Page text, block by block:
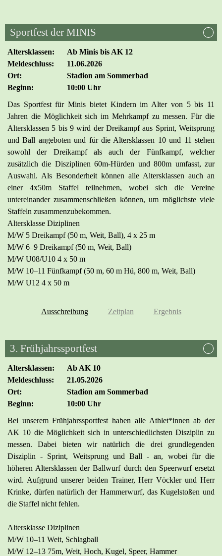
Sportfest der MINIS
Altersklassen:
Ab Minis bis AK 12
Meldeschluss:
11.06.2026
Ort:
Stadion am Sommerbad
Beginn:
10:00 Uhr
Das Sportfest für Minis bietet Kindern im Alter von 5 bis 11
Jahren die Möglichkeit sich im Mehrkampf zu messen. Für die
Altersklassen 5 bis 9 wird der Dreikampf aus Sprint, Weitsprung
und Ball angeboten und für die Altersklassen 10 und 11 stehen
sowohl der Dreikampf als auch der Fünfkampf, welcher
zusätzlich die Disziplinen 60m-Hürden und 800m umfasst, zur
Auswahl. Als Besonderheit können alle Altersklassen auch an
einer 4x50m Staffel teilnehmen, wobei sich die Vereine
untereinander zusammenschließen können, um möglichste viele
Staffeln zusammenzubekommen.
Altersklasse Diziplinen
M/W 5 Dreikampf (50 m, Weit, Ball), 4 x 25 m
M/W 6–9 Dreikampf (50 m, Weit, Ball)
M/W U08/U10 4 x 50 m
M/W 10–11 Fünfkampf (50 m, 60 m Hü, 800 m, Weit, Ball)
M/W U12 4 x 50 m
Ausschreibung Zeitplan Ergebnis
3. Frühjahrssportfest
Altersklassen:
Ab AK 10
Meldeschluss:
21.05.2026
Ort:
Stadion am Sommerbad
Beginn:
10:00 Uhr
Bei unserem Frühjahrssportfest haben alle Athlet*innen ab der
AK 10 die Möglichkeit sich in unterschiedlichsten Disziplin zu
messen. Dabei bieten wir natürlich die drei grundlegenden
Disziplin - Sprint, Weitsprung und Ball - an, wobei für die
höheren Altersklassen der Ballwurf durch den Speerwurf ersetzt
wird. Aufgrund unserer beiden Trainer, Herr Vöckler und Herr
Krinke, dürfen natürlich der Hammerwurf, das Kugelstoßen und
die Staffel nicht fehlen.
Altersklasse Diziplinen
M/W 10–11 Weit, Schlagball
M/W 12–13 75m, Weit, Hoch, Kugel, Speer, Hammer